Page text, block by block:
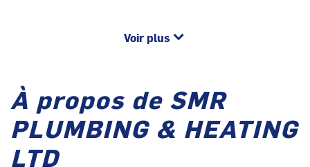
Voir plus
À propos de SMR
PLUMBING & HEATING
LTD